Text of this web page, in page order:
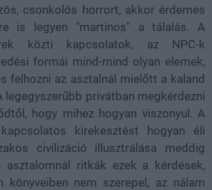
csonkolós horrort, akkor érdemes
is legyen "martinos" a tálalás. A
közti kapcsolatok, az NPC-k
formái mind-mind olyan elemek,
felhozni az asztalnál mielőtt a kaland
legegyszerűbb privátban megkérdezni
hogy mihez hogyan viszonyul. A
kirekesztést hogyan éli
civilizáció illusztrálása meddig
asztalomnál ritkák ezek a kérdések,
könyveiben nem szerepel, az nálam